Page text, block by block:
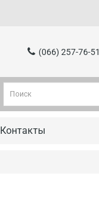
(066) 257-76-51
Контакты